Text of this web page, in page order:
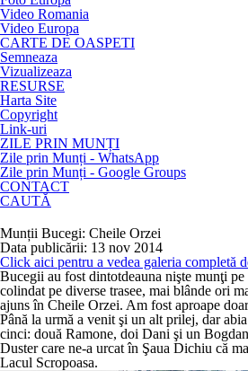
Video Romania
Video Europa
CARTE DE OASPETI
Semneaza
Vizualizeaza
RESURSE
Harta Site
Copyright
Link-uri
ZILE PRIN MUNȚI
Zile prin Munți - WhatsApp
Zile prin Munți - Google Groups
CONTACT
CAUTĂ
Munții Bucegi: Cheile Orzei
Data publicării: 13 nov 2014
Click aici pentru a vedea galeria completă
Bucegii au fost dintotdeauna nişte munţi
colindat pe diverse trasee, mai blânde ori
ajuns în Cheile Orzei. Am fost aproape
Până la urmă a venit şi un alt prilej, dar
cinci: două Ramone, doi Dani şi un
Duster care ne-a urcat în Şaua Dichiu că
Lacul Scropoasa.